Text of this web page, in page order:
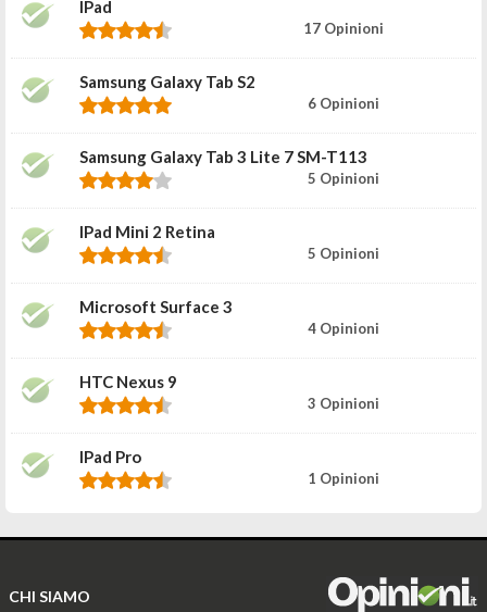
IPad
17 Opinioni
Samsung Galaxy Tab S2
6 Opinioni
Samsung Galaxy Tab 3 Lite 7 SM-T113
5 Opinioni
IPad Mini 2 Retina
5 Opinioni
Microsoft Surface 3
4 Opinioni
HTC Nexus 9
3 Opinioni
IPad Pro
1 Opinioni
CHI SIAMO